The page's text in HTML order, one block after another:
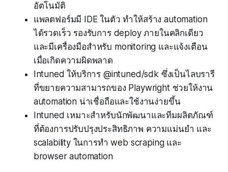
อัตโนมัติ
แพลตฟอร์มมี IDE ในตัว ทำให้สร้าง automation
ได้รวดเร็ว รองรับการ deploy ภายในคลิกเดียว
และมีเครื่องมือสำหรับ monitoring และแจ้งเตือน
เมื่อเกิดความผิดพลาด
Intuned ให้บริการ @intuned/sdk ซึ่งเป็นไลบรารี
ที่ขยายความสามารถของ Playwright ช่วยให้งาน
automation น่าเชื่อถือและใช้งานง่ายขึ้น
Intuned เหมาะสำหรับนักพัฒนาและทีมผลิตภัณฑ์
ที่ต้องการปรับปรุงประสิทธิภาพ ความแม่นยำ และ
scalability ในการทำ web scraping และ
browser automation